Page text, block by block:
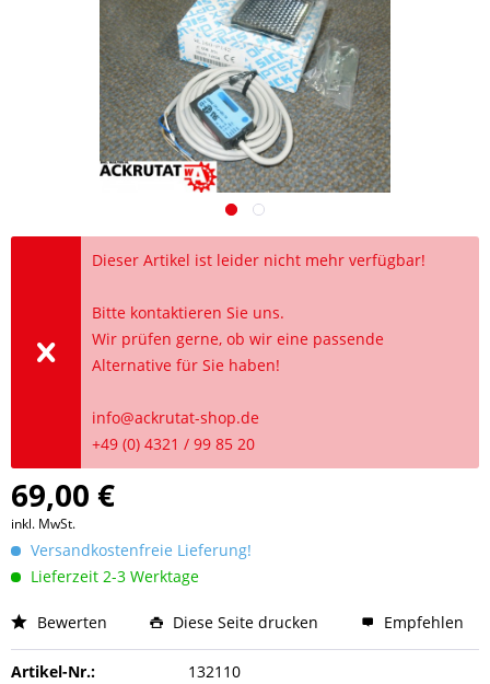
Dieser Artikel ist leider nicht mehr verfügbar!
Bitte kontaktieren Sie uns.
Wir prüfen gerne, ob wir eine passende
Alternative für Sie haben!
info@ackrutat-shop.de
+49 (0) 4321 / 99 85 20
69,00 €
inkl. MwSt.
Versandkostenfreie Lieferung!
Lieferzeit 2-3 Werktage
Bewerten Diese Seite drucken Empfehlen
Artikel-Nr.:
132110